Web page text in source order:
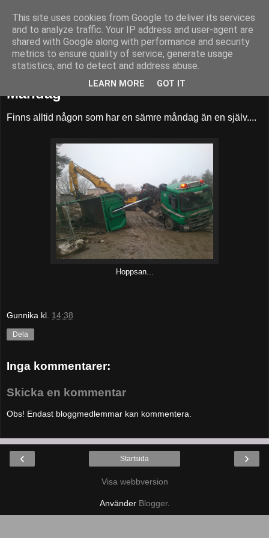
52adventures
Måndag
Finns alltid någon som har en sämre måndag än en själv....
Hoppsan...
Gunnika kl. 14:38
Dela
Inga kommentarer:
Skicka en kommentar
Obs! Endast bloggmedlemmar kan kommentera.
‹ ›
Startsida
Visa webbversion
Använder Blogger.
This site uses cookies from Google to deliver its services
and to analyze traffic. Your IP address and user-agent are
shared with Google along with performance and security
metrics to ensure quality of service, generate usage
statistics, and to detect and address abuse.
LEARN MORE GOT IT